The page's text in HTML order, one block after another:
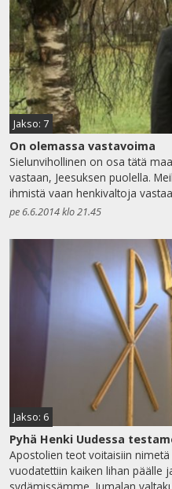
Jakso: 7
On olemassa vastavoima
Sielunvihollinen on osa tätä
vastaan, Jeesuksen puolella.
ihmistä vaan henkivaltoja
pe 6.6.2014 klo 21.45
Jakso: 6
Pyhä Henki Uudessa
Apostolien teot voitaisiin nimetä
vuodatettiin kaiken lihan päälle
sydämissämme. Jumalan